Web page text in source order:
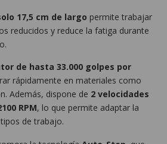
17,5 cm de largo permite trabajar
reducidos y reduce la fatiga durante
de hasta 33.000 golpes por
rápidamente en materiales como
Además, dispone de 2 velocidades
RPM, lo que permite adaptar la
de trabajo.